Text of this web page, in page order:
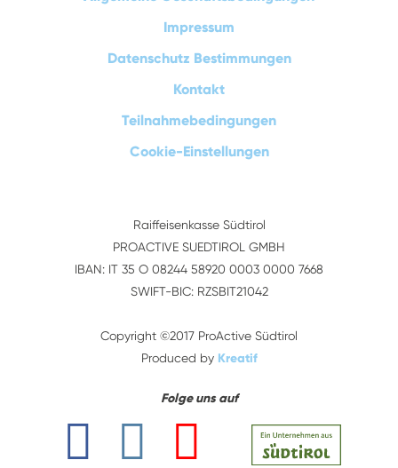
Impressum
Datenschutz Bestimmungen
Kontakt
Teilnahmebedingungen
Cookie-Einstellungen
Raiffeisenkasse Südtirol
PROACTIVE SUEDTIROL GMBH
IBAN: IT 35 O 08244 58920 0003 0000 7668
SWIFT-BIC: RZSBIT21042
Copyright ©2017 ProActive Südtirol
Produced by Kreatif
Folge uns auf